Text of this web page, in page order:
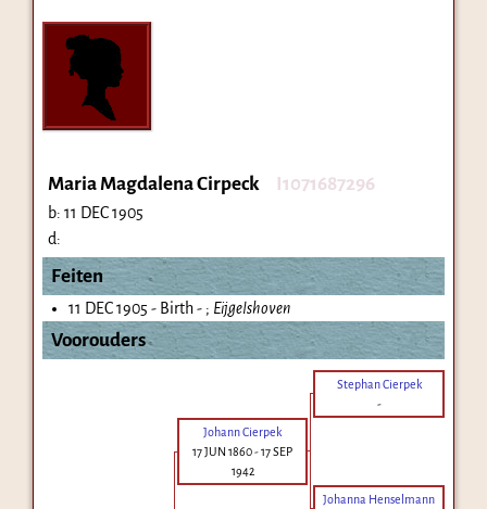
Maria Magdalena Cirpeck I1071687296
b: 11 DEC 1905
d:
Feiten
11 DEC 1905 - Birth - ; Eijgelshoven
Voorouders
Stephan Cierpek
-
Johann Cierpek
17 JUN 1860-17 SEP
1942
Johanna Henselmann